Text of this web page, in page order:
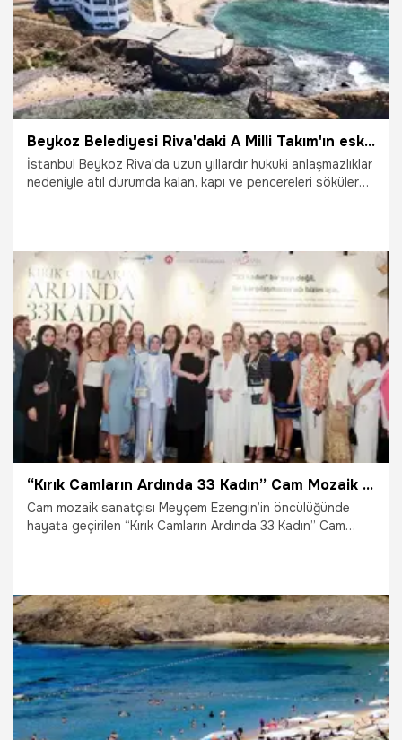
Beykoz Belediyesi Riva'daki A Milli Takım'ın eski kamp oteli için harekete geçti: Yerine ne yapılacağı belli oldu!
İstanbul Beykoz Riva'da uzun yıllardır hukuki anlaşmazlıklar
nedeniyle atıl durumda kalan, kapı ve pencereleri sökülerek
Bakanlığı ortaklığıyla uluslararası standartlarda dev bir
gençlik ve spor kampına dönüştürülecek.
25.07.2026 Gündem
“Kırık Camların Ardında 33 Kadın” Cam Mozaik Sergisi sanatseverlerle buluştu
Cam mozaik sanatçısı Meyçem Ezengin’in öncülüğünde
hayata geçirilen “Kırık Camların Ardında 33 Kadın” Cam
19.06.2026 Yaşam